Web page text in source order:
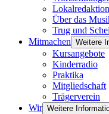
Über das
Trug und
Mitmachen Weitere
Kursangebote
Kinderradio
Praktika
Mitgliedschaft
Trägerverein
Wir Weitere